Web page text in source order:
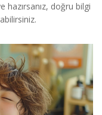
hazırsanız, doğru bilgi